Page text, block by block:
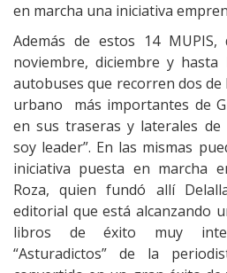
en marcha una iniciativa
Además de estos 14
noviembre, diciembre y
autobuses que recorren dos
urbano más importantes de
en sus traseras y laterales de
soy leader”. En las mismas
iniciativa puesta en marcha
Roza, quien fundó allí
editorial que está alcanzando
libros de éxito muy
“Asturadictos” de la